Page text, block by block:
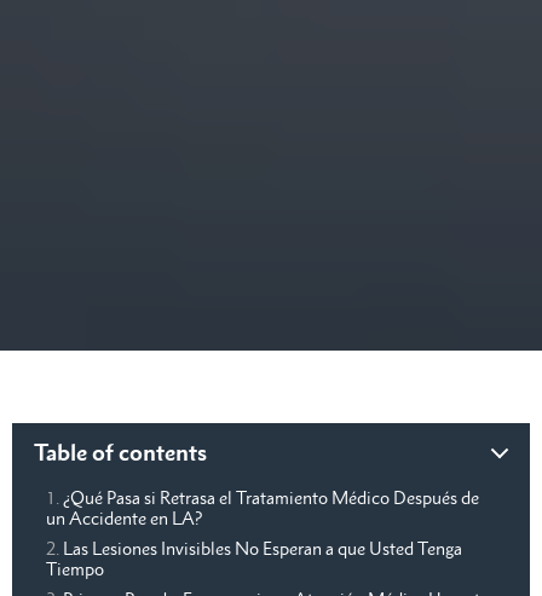
Table of contents
¿Qué Pasa si Retrasa el Tratamiento Médico Después de
un Accidente en LA?
Las Lesiones Invisibles No Esperan a que Usted Tenga
Tiempo